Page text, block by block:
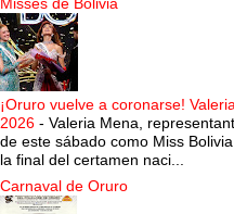
Misses de Bolivia
¡Oruro vuelve a coronarse!
2026 - Valeria Mena,
de este sábado como Miss
la final del certamen naci...
Carnaval de Oruro